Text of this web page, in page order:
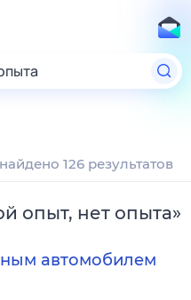
126 результатов
опыт, нет опыта»
автомобилем